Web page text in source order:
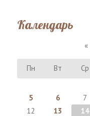
Календарь
«
Пн Вт Ср
5
6 7
12
13 14